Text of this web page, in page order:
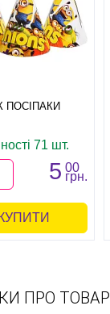
ПОСІПАКИ
71 шт.
5 00
грн.
КУПИТИ
ПРО ТОВАР